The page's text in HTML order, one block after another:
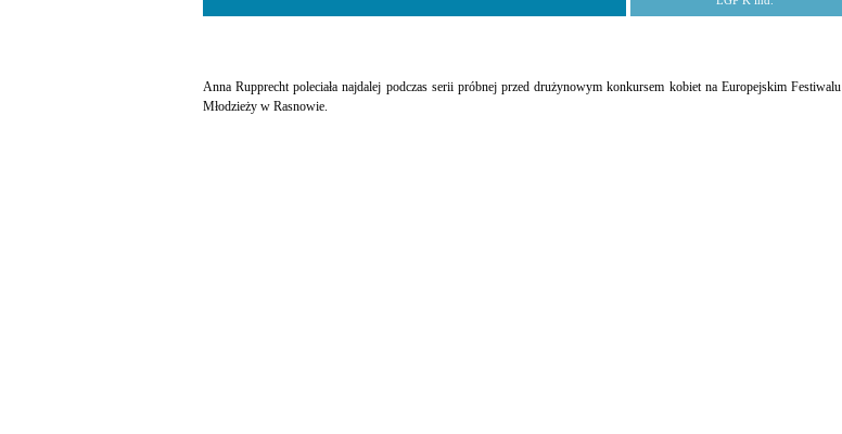
Anna Rupprecht poleciała najdalej podczas serii próbnej przed drużynowym konkursem kobiet na Europejskim Festiwalu
Młodzieży w Rasnowie.